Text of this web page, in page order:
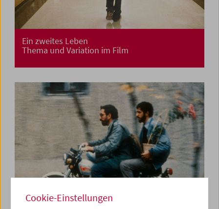
Ein zweites Leben
Thema und Variation im Film
Cookie-Einstellungen